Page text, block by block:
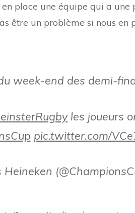
place une équipe qui a une
être un problème si nous en
week-end des demi-
les joueurs
pic.twitter.com/